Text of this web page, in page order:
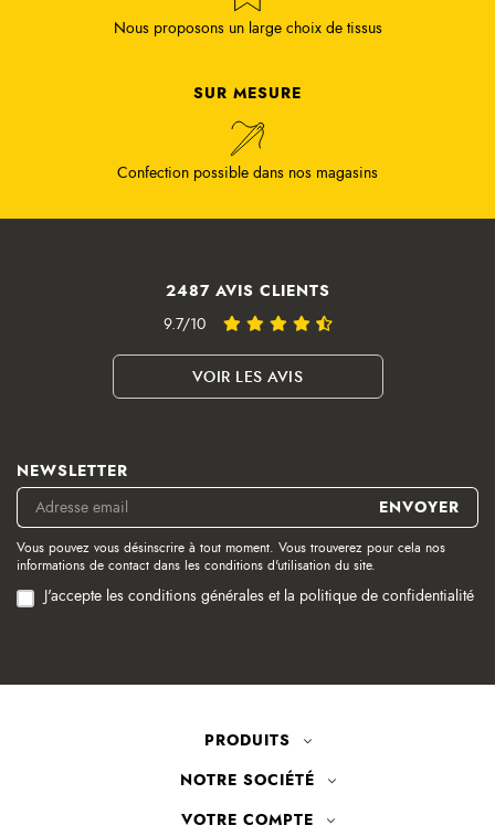
Nous proposons un large choix de tissus
SUR MESURE
Confection possible dans nos magasins
2487 AVIS CLIENTS
9.7/10
VOIR LES AVIS
NEWSLETTER
Vous pouvez vous désinscrire à tout moment. Vous trouverez pour cela nos
informations de contact dans les conditions d'utilisation du site.
J'accepte les conditions générales et la politique de confidentialité
PRODUITS
NOTRE SOCIÉTÉ
VOTRE COMPTE